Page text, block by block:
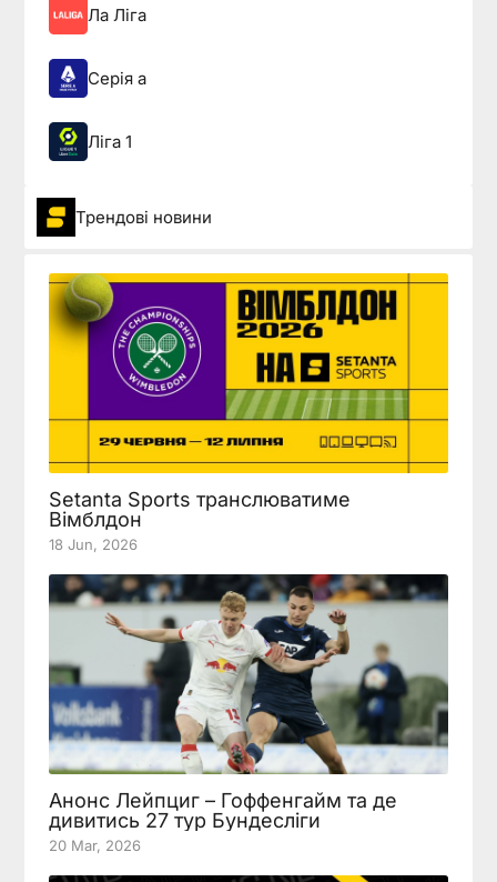
Ла Ліга
Серія а
Ліга 1
Трендові новини
Setanta Sports транслюватиме
Вімблдон
18 Jun, 2026
Анонс Лейпциг – Гоффенгайм та де
дивитись 27 тур Бундесліги
20 Mar, 2026